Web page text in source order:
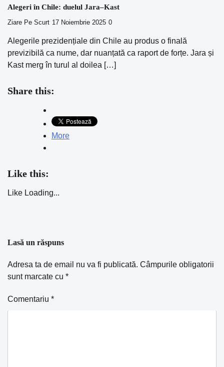
Alegeri în Chile: duelul Jara–Kast
Ziare Pe Scurt 17 Noiembrie 2025 0
Alegerile prezidențiale din Chile au produs o finală
previzibilă ca nume, dar nuanțată ca raport de forțe. Jara și
Kast merg în turul al doilea […]
Share this:
More
Like this:
Like Loading...
Lasă un răspuns
Adresa ta de email nu va fi publicată. Câmpurile obligatorii
sunt marcate cu *
Comentariu *